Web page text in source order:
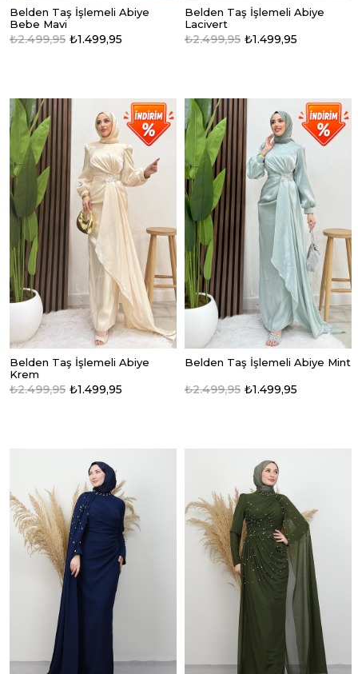
Belden Taş İşlemeli Abiye
Bebe Mavi
₺1.499,95
₺2.499,95
Belden Taş İşlemeli Abiye
Lacivert
₺1.499,95
₺2.499,95
Belden Taş İşlemeli Abiye
Krem
₺1.499,95
₺2.499,95
Belden Taş İşlemeli Abiye Mint
₺1.499,95
₺2.499,95